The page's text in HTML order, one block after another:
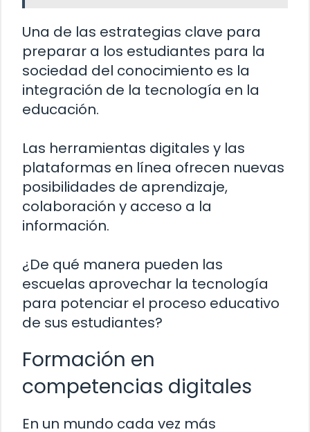
Una de las estrategias clave para
preparar a los estudiantes para la
sociedad del conocimiento es la
integración de la tecnología en la
educación.
Las herramientas digitales y las
plataformas en línea ofrecen nuevas
posibilidades de aprendizaje,
colaboración y acceso a la
información.
¿De qué manera pueden las
escuelas aprovechar la tecnología
para potenciar el proceso educativo
de sus estudiantes?
Formación en
competencias digitales
En un mundo cada vez más